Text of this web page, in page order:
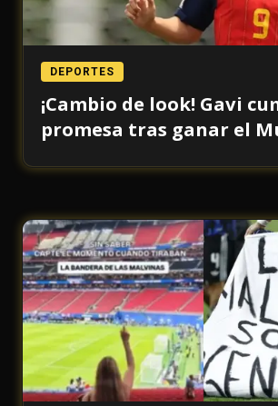
DEPORTES
¡Cambio de look! Gavi
promesa tras ganar el